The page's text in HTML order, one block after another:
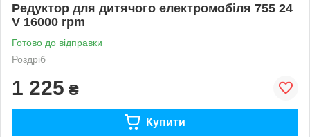
Редуктор для дитячого електромобіля 755 24
V 16000 rpm
Готово до відправки
Роздріб
1 225 ₴
Купити